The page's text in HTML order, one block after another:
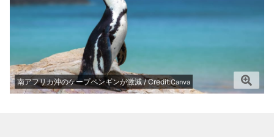
南アフリカ沖のケープペンギンが激減 / Credit:Canva